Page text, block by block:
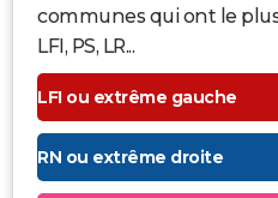
communes qui ont le
LFI, PS, LR...
LFI ou extrême gauche
RN ou extrême droite